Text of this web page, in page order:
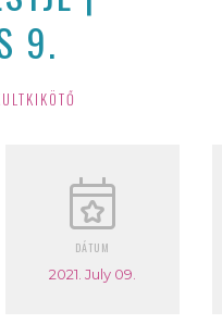
9.
DÁTUM
2021. July 09.